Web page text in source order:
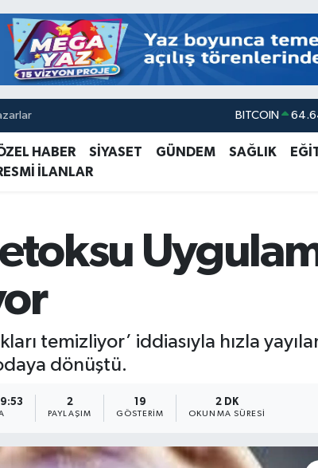
DOLAR
EURO
BITCOIN
HABER SİYASET GÜNDEM SAĞLIK
İLANLAR
temizliyor’ iddiasıyla hızla
dönüştü.
2
PAYLAŞIM
19
GÖSTERIM
2 DK
OKUNMA SÜRESI